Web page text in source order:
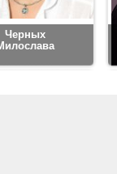
Черных